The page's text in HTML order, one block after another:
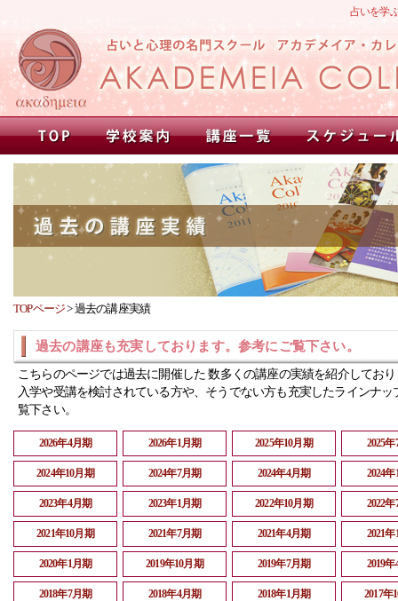
占いを学
TOPページ>過去の講座実績
過去の講座も充実しております。参考にご覧下さい。
こちらのページでは過去に開催した 数多くの講座の実績を紹介してお
入学や受講を検討されている方や、そうでない方も充実したラインナッ
覧下さい。
2026年4月期 2026年1月期 2025年10月期 2025
2024年10月期 2024年7月期 2024年4月期 2024
2023年4月期 2023年1月期 2022年10月期 2022
2021年10月期 2021年7月期 2021年4月期 2021
2020年1月期 2019年10月期 2019年7月期 2019
2018年7月期 2018年4月期 2018年1月期 2017年